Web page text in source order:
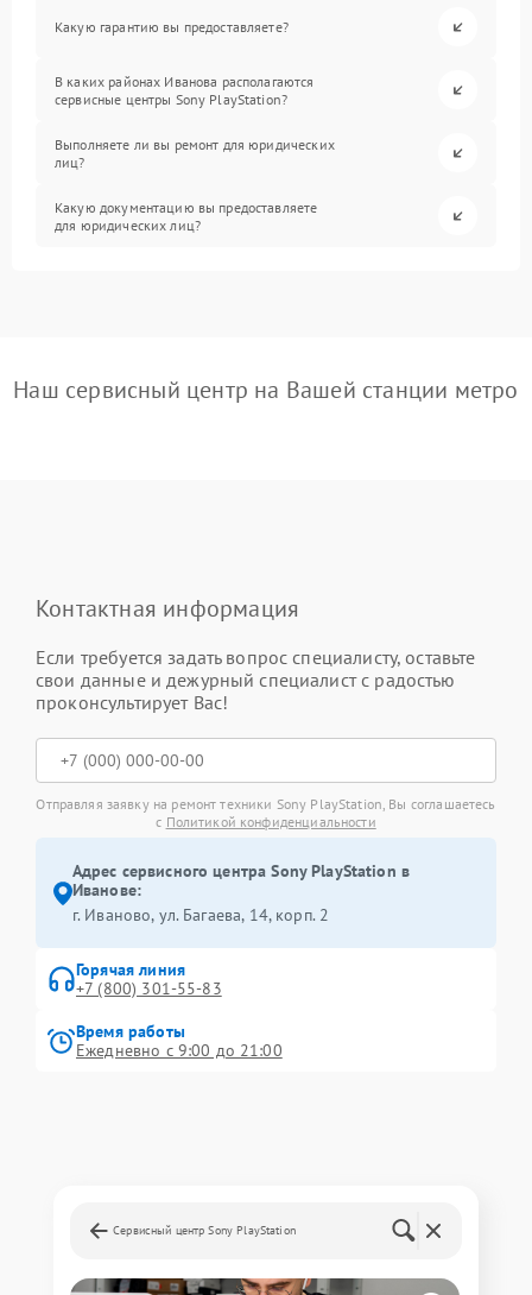
Какую гарантию вы предоставляете?
В каких районах Иванова располагаются
сервисные центры Sony PlayStation?
Выполняете ли вы ремонт для юридических
лиц?
Какую документацию вы предоставляете
для юридических лиц?
Наш сервисный центр на Вашей станции метро
Контактная информация
Если требуется задать вопрос специалисту, оставьте
свои данные и дежурный специалист с радостью
проконсультирует Вас!
Отправляя заявку на ремонт техники Sony PlayStation, Вы соглашаетесь
с Политикой конфиденциальности
Адрес сервисного центра Sony PlayStation в
Иванове:
г. Иваново, ул. Багаева, 14, корп. 2
Горячая линия
+7 (800) 301-55-83
Время работы
Ежедневно с 9:00 до 21:00
Сервисный центр Sony PlayStation